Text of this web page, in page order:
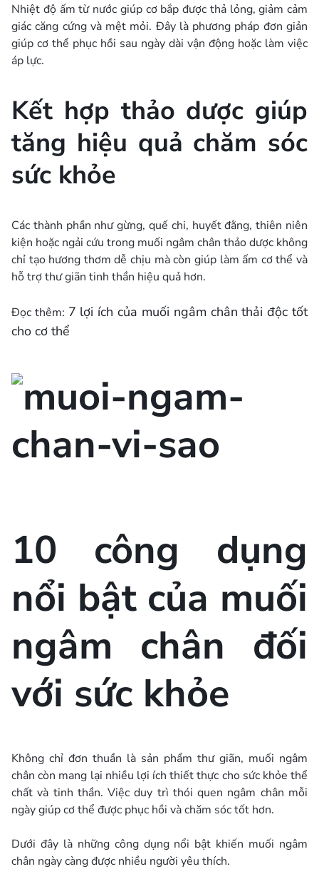
Nhiệt độ ấm từ nước giúp cơ bắp được thả lỏng, giảm cảm
giác căng cứng và mệt mỏi. Đây là phương pháp đơn giản
giúp cơ thể phục hồi sau ngày dài vận động hoặc làm việc
áp lực.
Kết hợp thảo dược giúp
tăng hiệu quả chăm sóc
sức khỏe
Các thành phần như gừng, quế chi, huyết đằng, thiên niên
kiện hoặc ngải cứu trong muối ngâm chân thảo dược không
chỉ tạo hương thơm dễ chịu mà còn giúp làm ấm cơ thể và
hỗ trợ thư giãn tinh thần hiệu quả hơn.
Đọc thêm: 7 lợi ích của muối ngâm chân thải độc tốt
cho cơ thể
10 công dụng
nổi bật của muối
ngâm chân đối
với sức khỏe
Không chỉ đơn thuần là sản phẩm thư giãn, muối ngâm
chân còn mang lại nhiều lợi ích thiết thực cho sức khỏe thể
chất và tinh thần. Việc duy trì thói quen ngâm chân mỗi
ngày giúp cơ thể được phục hồi và chăm sóc tốt hơn.
Dưới đây là những công dụng nổi bật khiến muối ngâm
chân ngày càng được nhiều người yêu thích.